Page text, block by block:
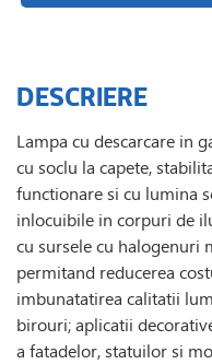
DESCRIERE
Lampa cu descarcare in
cu soclu la capete,
functionare si cu lumina
inlocuibile in corpuri de
cu sursele cu halogenuri
permitand reducerea
imbunatatirea calitatii
birouri; aplicatii
a fatadelor, statuilor si